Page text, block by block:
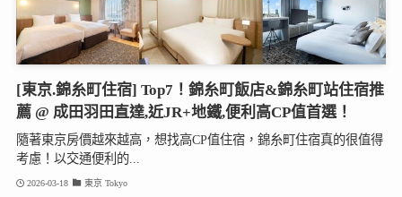
[東京.錦糸町住宿] Top7！錦糸町飯店&錦糸町站住宿推
薦 @ 成田羽田直達,近JR+地鐵,便利高CP值首選！
隨著東京房價越來越高，想找高CP值住宿，錦糸町住宿真的很值得
考慮！以交通便利的...
2026-03-18 東京 Tokyo